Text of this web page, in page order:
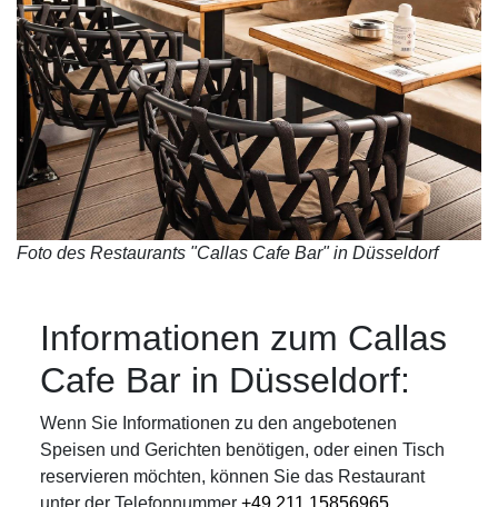
Foto des Restaurants "Callas Cafe Bar" in Düsseldorf
Informationen zum Callas
Cafe Bar in Düsseldorf:
Wenn Sie Informationen zu den angebotenen
Speisen und Gerichten benötigen, oder einen Tisch
reservieren möchten, können Sie das Restaurant
unter der Telefonnummer +49 211 15856965